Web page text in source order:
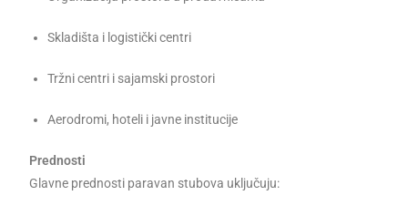
Skladišta i logistički centri
Tržni centri i sajamski prostori
Aerodromi, hoteli i javne institucije
Prednosti
Glavne prednosti paravan stubova uključuju: